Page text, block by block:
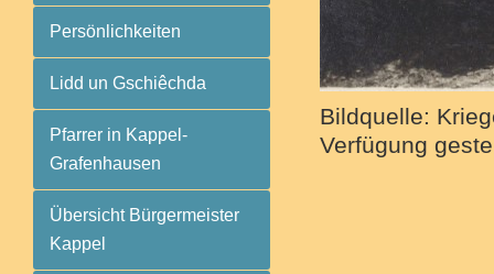
Persönlichkeiten
Lidd un Gschiêchda
Pfarrer in Kappel-
Grafenhausen
Übersicht Bürgermeister
Kappel
Bildquelle:
Verfügung